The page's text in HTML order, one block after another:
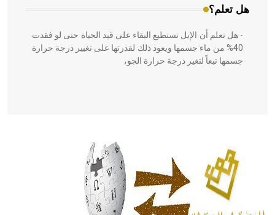
هل تعلم؟
- هل تعلم أن الإبل تستطيع البقاء على قيد الحياة حتى لو فقدت
40% من ماء جسمها ويعود ذلك لقدرتها على تغيير درجة حرارة
جسمها تبعاً لتغير درجة حرارة الجو،
الحكم، الأدلة، تنظيم التغذية، ورسالته في جروح الرأس. ويعود
له الفضل بأنه حرر الطب من الدين والفلسفة.